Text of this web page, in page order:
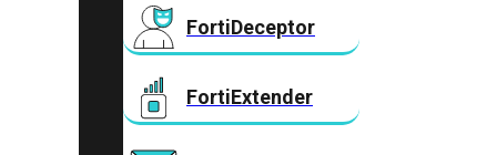
FortiDeceptor
FortiExtender